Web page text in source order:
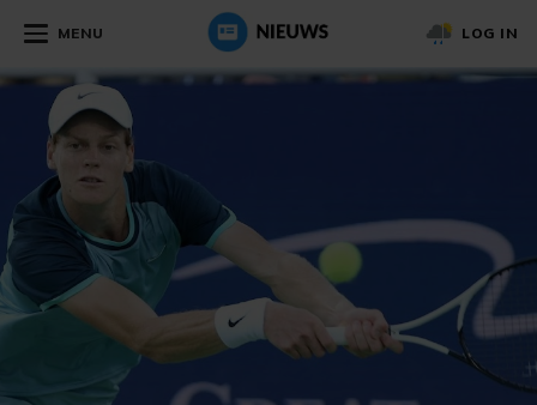
MENU LOG IN